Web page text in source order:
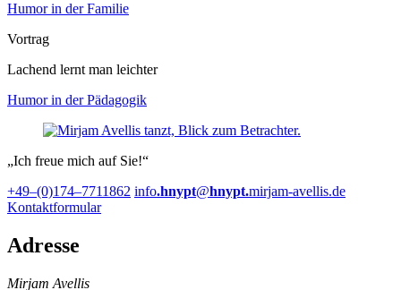
Humor in der Familie
Vortrag
Lachend lernt man leichter
Humor in der Pädagogik
Ich freue mich auf Sie!
+49–(0)174–7711862 info.hnypt@hnypt.mirjam-avellis.de
Kontaktformular
Adresse
Mirjam Avellis